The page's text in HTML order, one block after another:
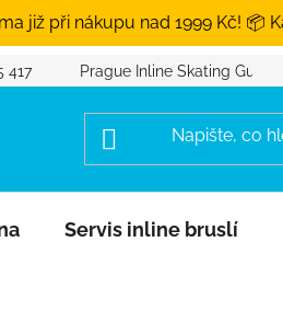
již při nákupu nad 1999 Kč! 📦
417 Prague Inline Skating Guide
Servis inline bruslí